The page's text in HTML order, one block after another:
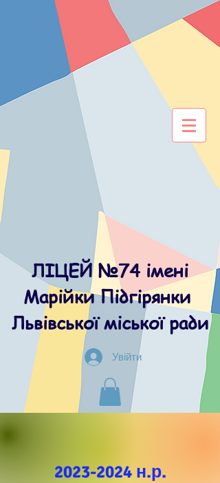
ЛІЦЕЙ №74 імені
Марійки Підгірянки
Львівської міської ради
Увійти
2023-2024н.р.